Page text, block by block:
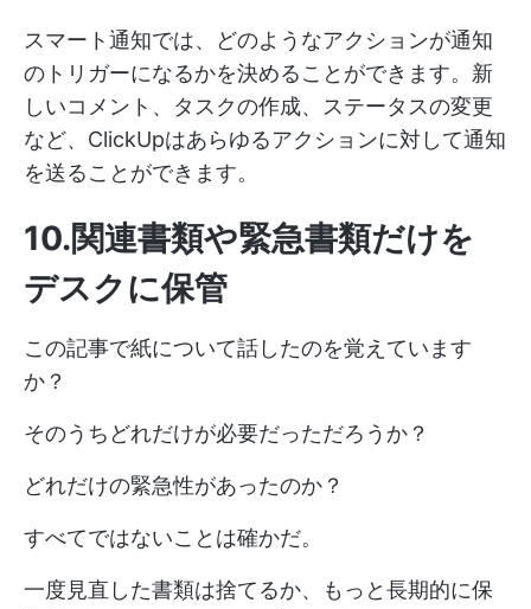
スマート通知では、どのようなアクションが通知
のトリガーになるかを決めることができます。新
しいコメント、タスクの作成、ステータスの変更
など、ClickUpはあらゆるアクションに対して通知
を送ることができます。
10.関連書類や緊急書類だけを
デスクに保管
この記事で紙について話したのを覚えています
か？
そのうちどれだけが必要だっただろうか？
どれだけの緊急性があったのか？
すべてではないことは確かだ。
一度見直した書類は捨てるか、もっと長期的に保